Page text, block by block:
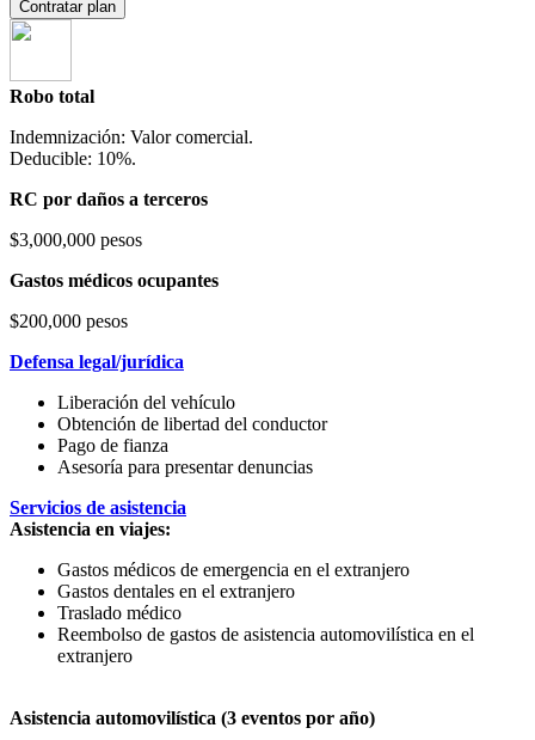
Contratar plan
Robo total
Indemnización: Valor comercial.
Deducible: 10%.
RC por daños a terceros
$3,000,000 pesos
Gastos médicos ocupantes
$200,000 pesos
Defensa legal/jurídica
Liberación del vehículo
Obtención de libertad del conductor
Pago de fianza
Asesoría para presentar denuncias
Servicios de asistencia
Asistencia en viajes:
Gastos médicos de emergencia en el extranjero
Gastos dentales en el extranjero
Traslado médico
Reembolso de gastos de asistencia automovilística en el
extranjero
Asistencia automovilística (3 eventos por año)